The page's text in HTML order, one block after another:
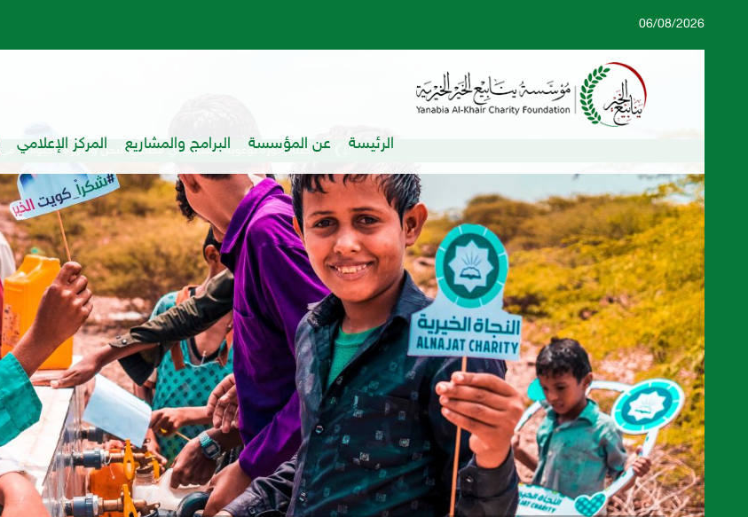
06/08/2026
الرئيسة عن المؤسسة البرامج والمشاريع المركز الإعلامي
اختتام دورة توعوية لمستفيدي قطاعي النحل والثروة الحيوانية في مديرية القبيطة